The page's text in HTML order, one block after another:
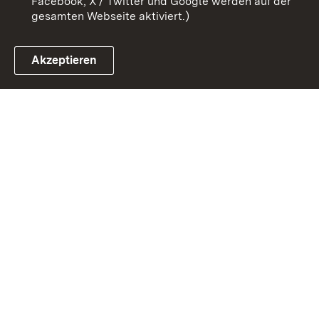
Link zum Landesportal
gesamten Webseite aktiviert.)
Akzeptieren